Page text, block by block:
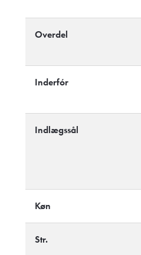
Overdel
Inderfór
Indlægssål
Køn
Str.